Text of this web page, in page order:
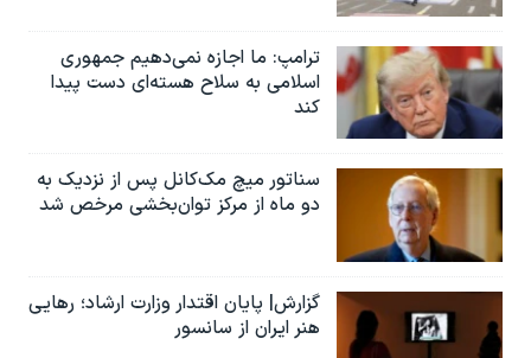
ترامپ: ما اجازه نمی‌دهیم جمهوری
اسلامی به سلاح هسته‌ای دست پیدا
کند
سناتور میچ مک‌کانل پس از نزدیک به
دو ماه از مرکز توان‌بخشی مرخص شد
گزارش| پایان اقتدار وزارت ارشاد؛ رهایی
هنر ایران از سانسور